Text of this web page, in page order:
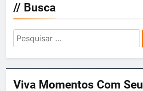
// Busca
Pesquisar
por:
Viva Momentos Com Seu